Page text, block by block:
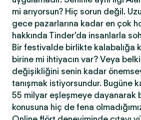
mi arıyorsun? Hiç sorun değil.
gece pazarlarına kadar en çok
hakkında Tinder'da insanlarla
Bir festivalde birlikte kalabalığa
birine mi ihtiyacın var? Veya
değişikliğini senin kadar
tanışmak istiyorsundur. Bugüne
55 milyar eşleşmeye dayanarak
konusuna hiç de fena